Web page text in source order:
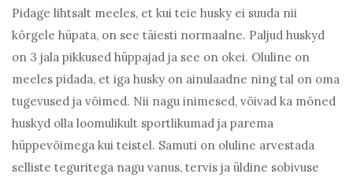
Pidage lihtsalt meeles, et kui teie husky ei suuda nii
kõrgele hüpata, on see täiesti normaalne. Paljud huskyd
on 3 jala pikkused hüppajad ja see on okei. Oluline on
meeles pidada, et iga husky on ainulaadne ning tal on oma
tugevused ja võimed. Nii nagu inimesed, võivad ka mõned
huskyd olla loomulikult sportlikumad ja parema
hüppevõimega kui teistel. Samuti on oluline arvestada
selliste teguritega nagu vanus, tervis ja üldine sobivuse